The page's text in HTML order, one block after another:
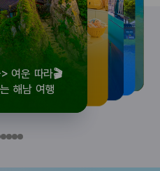
여운 따라🎬
해남 여행
수집!
기념품숍 3곳⭐
리말이 더 재미있어지는
종 한글 여행
숲길부터 천년 고찰까지!
마음에 쉼을 더하는 부안
뚜벅이 여행자 주목🚶
양양 1박 2일 코스
백제의 숨결을 따라,
부여에서 만나는 여름
<호프>, <동궁> 여운 따라🎬
실속 있게 떠나는 해남 여행
로컬 감성 수집!
전국 로컬 기념품숍 3곳⭐
우리말이 더 재미있어지는
세종 한글 여행
숲길부터 천년 고찰까지!
마음에 쉼을 더하는 부안
뚜벅이 여행자 주목🚶
양양 1박 2일 코스
백제의 숨결을 따라,
부여에서 만나는 여름